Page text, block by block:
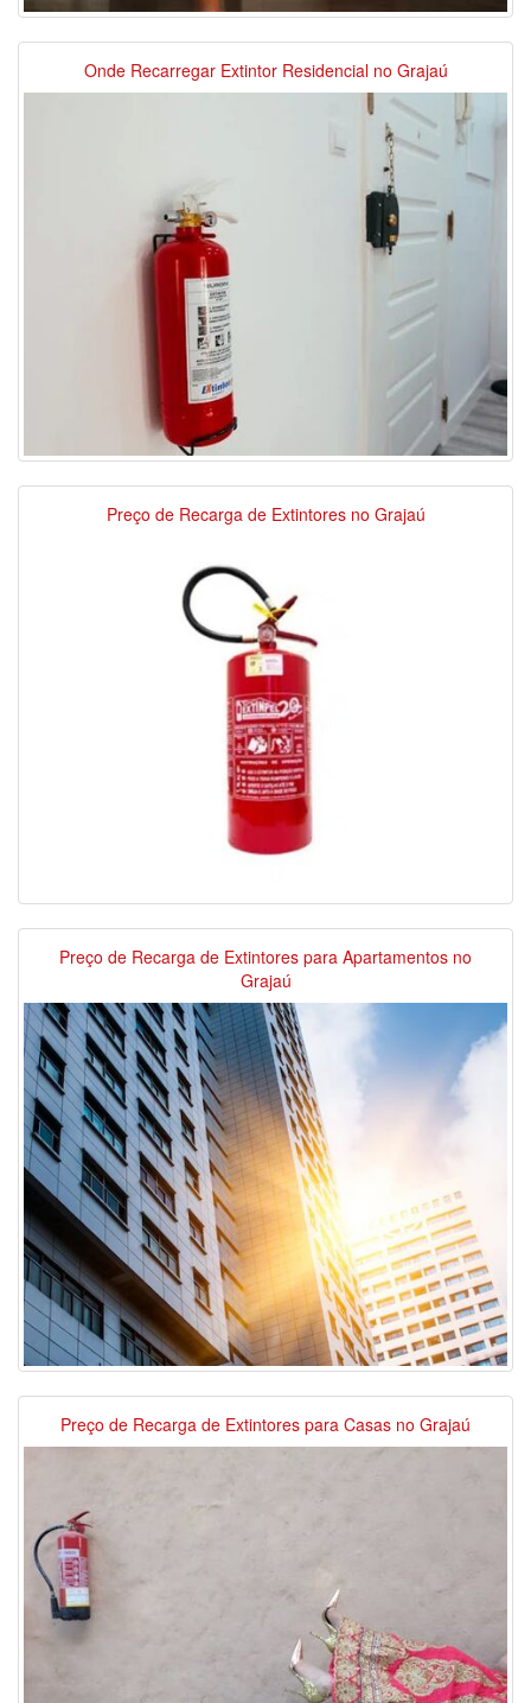
Onde Recarregar Extintor Residencial no Grajaú
Preço de Recarga de Extintores no Grajaú
Preço de Recarga de Extintores para Apartamentos no
Grajaú
Preço de Recarga de Extintores para Casas no Grajaú